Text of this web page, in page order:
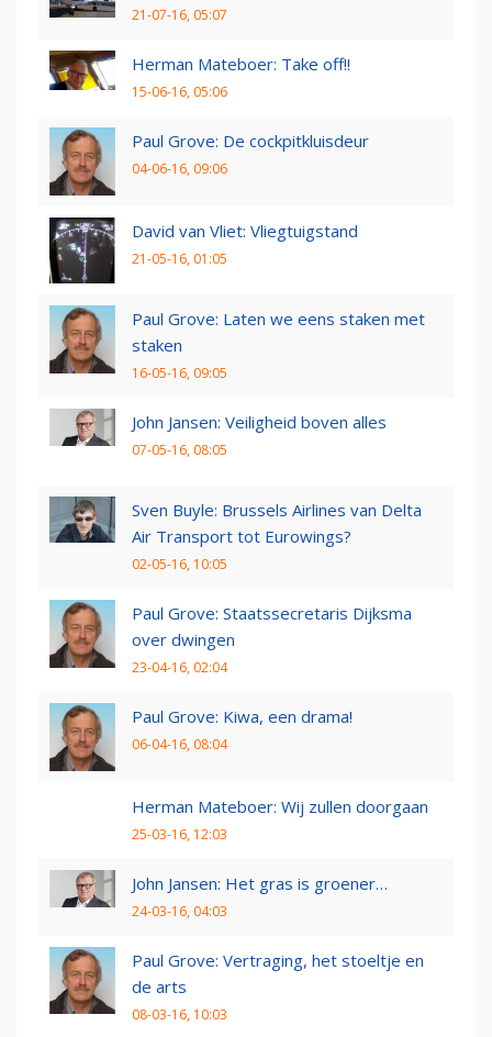
21-07-16, 05:07
Herman Mateboer: Take off!!
15-06-16, 05:06
Paul Grove: De cockpitkluisdeur
04-06-16, 09:06
David van Vliet: Vliegtuigstand
21-05-16, 01:05
Paul Grove: Laten we eens staken met
staken
16-05-16, 09:05
John Jansen: Veiligheid boven alles
07-05-16, 08:05
Sven Buyle: Brussels Airlines van Delta
Air Transport tot Eurowings?
02-05-16, 10:05
Paul Grove: Staatssecretaris Dijksma
over dwingen
23-04-16, 02:04
Paul Grove: Kiwa, een drama!
06-04-16, 08:04
Herman Mateboer: Wij zullen doorgaan
25-03-16, 12:03
John Jansen: Het gras is groener…
24-03-16, 04:03
Paul Grove: Vertraging, het stoeltje en
de arts
08-03-16, 10:03